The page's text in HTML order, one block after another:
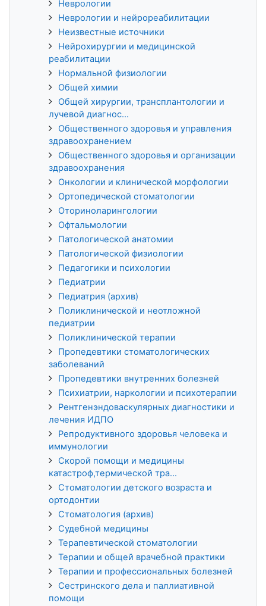
Неврологии
Неврологии и нейрореабилитации
Неизвестные источники
Нейрохирургии и медицинской
реабилитации
Нормальной физиологии
Общей химии
Общей хирургии, трансплантологии и
лучевой диагнос...
Общественного здоровья и управления
здравоохранением
Общественного здоровья и организации
здравоохранения
Онкологии и клинической морфологии
Ортопедической стоматологии
Оториноларингологии
Офтальмологии
Патологической анатомии
Патологической физиологии
Педагогики и психологии
Педиатрии
Педиатрия (архив)
Поликлинической и неотложной
педиатрии
Поликлинической терапии
Пропедевтики стоматологических
заболеваний
Пропедевтики внутренних болезней
Психиатрии, наркологии и психотерапии
Рентгенэндоваскулярных диагностики и
лечения ИДПО
Репродуктивного здоровья человека и
иммунологии
Скорой помощи и медицины
катастроф,термической тра...
Стоматологии детского возраста и
ортодонтии
Стоматология (архив)
Судебной медицины
Терапевтической стоматологии
Терапии и общей врачебной практики
Терапии и профессиональных болезней
Сестринского дела и паллиативной
помощи